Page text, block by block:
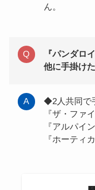
ん。
『パンダロ
他に手掛け
◆2人共同で
『ザ・ファ
『アルパイ
『ホーティ